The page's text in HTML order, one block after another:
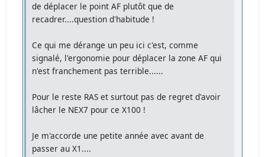
de déplacer le point AF plutôt que de
recadrer....question d'habitude !
Ce qui me dérange un peu ici c'est, comme
signalé, l'ergonomie pour déplacer la zone AF qui
n'est franchement pas terrible......
Pour le reste RAS et surtout pas de regret d'avoir
lâcher le NEX7 pour ce X100 !
Je m'accorde une petite année avec avant de
passer au X1....